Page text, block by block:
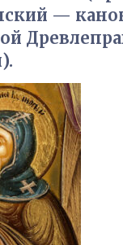
—